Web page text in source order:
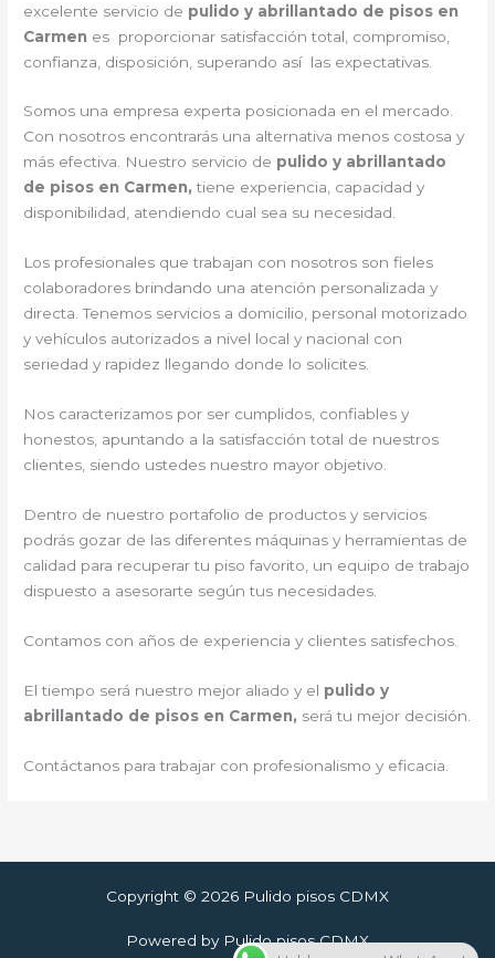
excelente servicio de pulido y abrillantado de pisos en
Carmen es proporcionar satisfacción total, compromiso,
confianza, disposición, superando así las expectativas.
Somos una empresa experta posicionada en el mercado.
Con nosotros encontrarás una alternativa menos costosa y
más efectiva. Nuestro servicio de pulido y abrillantado
de pisos en Carmen,tiene experiencia, capacidad y
disponibilidad, atendiendo cual sea su necesidad.
Los profesionales que trabajan con nosotros son fieles
colaboradores brindando una atención personalizada y
directa. Tenemos servicios a domicilio, personal motorizado
y vehículos autorizados a nivel local y nacional con
seriedad y rapidez llegando donde lo solicites.
Nos caracterizamos por ser cumplidos, confiables y
honestos, apuntando a la satisfacción total de nuestros
clientes, siendo ustedes nuestro mayor objetivo.
Dentro de nuestro portafolio de productos y servicios
podrás gozar de las diferentes máquinas y herramientas de
calidad para recuperar tu piso favorito, un equipo de trabajo
dispuesto a asesorarte según tus necesidades.
Contamos con años de experiencia y clientes satisfechos.
El tiempo será nuestro mejor aliado y el pulido y
abrillantado de pisos en Carmen, será tu mejor decisión.
Contáctanos para trabajar con profesionalismo y eficacia.
Copyright © 2026 Pulido pisos CDMX
Powered by Pulido pisos CDMX